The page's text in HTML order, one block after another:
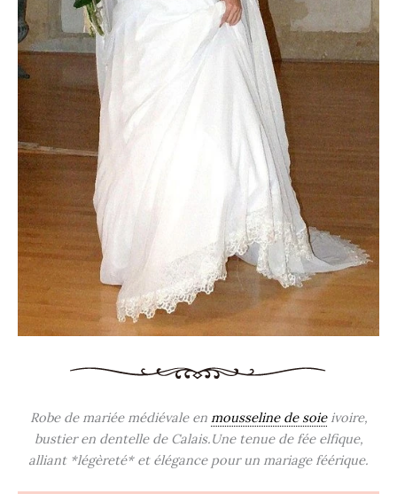
Robe de mariée médiévale en mousseline de soieivoire,
bustier en dentelle de Calais.Une tenue de fée elfique,
alliant *légèreté* et élégance pour un mariage féérique.